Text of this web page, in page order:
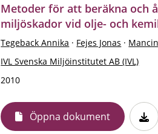
Metoder för att beräkna och
miljöskador vid olje- och
Tegeback Annika · Fejes Jonas ·
IVL Svenska Miljöinstitutet AB (IVL)
2010
Öppna dokument